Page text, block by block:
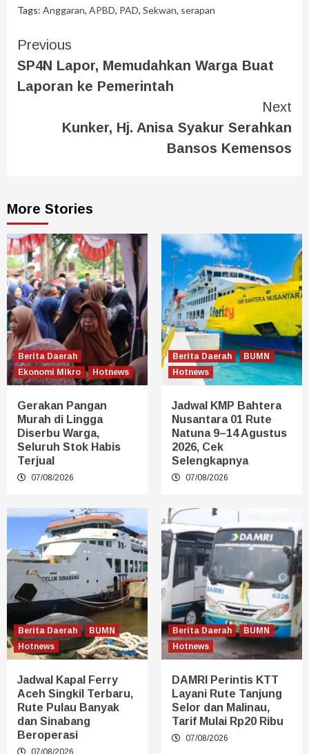
Tags: Anggaran, APBD, PAD, Sekwan, serapan
Previous
SP4N Lapor, Memudahkan Warga Buat
Laporan ke Pemerintah
Next
Kunker, Hj. Anisa Syakur Serahkan
Bansos Kemensos
More Stories
Berita Daerah
Ekonomi Mikro
Hotnews
Gerakan Pangan
Murah di Lingga
Diserbu Warga,
Seluruh Stok Habis
Terjual
07/08/2026
Berita Daerah
BUMN
Hotnews
Jadwal KMP Bahtera
Nusantara 01 Rute
Natuna 9–14 Agustus
2026, Cek
Selengkapnya
07/08/2026
Berita Daerah
BUMN
Hotnews
Jadwal Kapal Ferry
Aceh Singkil Terbaru,
Rute Pulau Banyak
dan Sinabang
Beroperasi
Berita Daerah
BUMN
Hotnews
DAMRI Perintis KTT
Layani Rute Tanjung
Selor dan Malinau,
Tarif Mulai Rp20 Ribu
07/08/2026